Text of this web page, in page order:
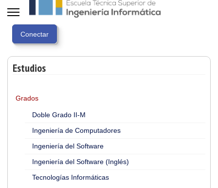
Estudios
Grados
Doble Grado II-M
Ingeniería de Computadores
Ingeniería del Software
Ingeniería del Software (Inglés)
Tecnologías Informáticas